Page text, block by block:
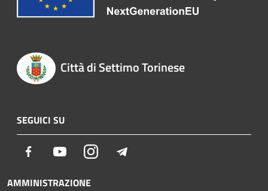
Città di Settimo Torinese
SEGUICI SU
Facebook YoutubeInstagram
AMMINISTRAZIONE